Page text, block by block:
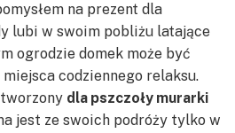
na prezent dla
lubi w swoim pobliżu latające
ogrodzie domek może być
codziennego relaksu.
dla pszczoły murarki
jest ze swoich podróży tylko w